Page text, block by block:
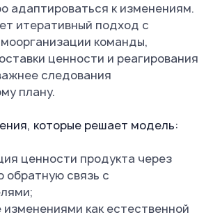
адаптироваться к изменениям.
итеративный подход с
команды,
ценности и реагирования
следования
плану.
которые решает модель:
ценности продукта через
обратную связь с
изменениями как естественной